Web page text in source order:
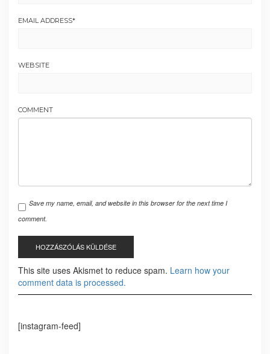
EMAIL ADDRESS*
WEBSITE
COMMENT
Save my name, email, and website in this browser for the next time I
comment.
This site uses Akismet to reduce spam. Learn how your
comment data is processed.
[instagram-feed]